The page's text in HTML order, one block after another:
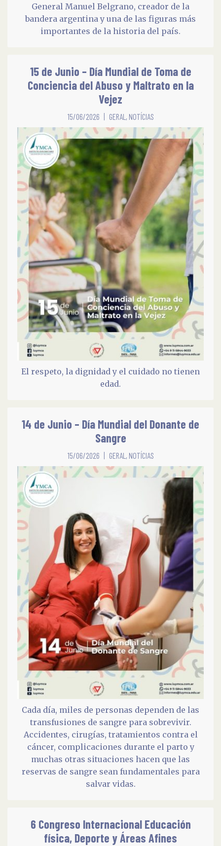
General Manuel Belgrano, creador de la
bandera argentina y una de las figuras más
importantes de la historia del país.
15 de Junio – Día Mundial de Toma de
Conciencia del Abuso y Maltrato en la
Vejez
15/06/2026 GERAL , NOTÍCIAS
El respeto, la dignidad y el cuidado no tienen
edad.
14 de Junio – Día Mundial del Donante de
Sangre
15/06/2026 GERAL , NOTÍCIAS
Cada día, miles de personas dependen de las
transfusiones de sangre para sobrevivir.
Accidentes, cirugías, tratamientos contra el
cáncer, complicaciones durante el parto y
muchas otras situaciones hacen que las
reservas de sangre sean fundamentales para
salvar vidas.
6 Congreso Internacional Educación
física, Deporte y Áreas Afines